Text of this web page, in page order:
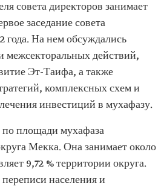
совета директоров занимает
заседание совета
года. На нем обсуждались
межсекторальных действий,
Эт-Таифа, а также
комплексных схем и
инвестиций в мухафазу.
площади мухафаза
Мекка. Она занимает около
9,72 % территории округа.
населения и